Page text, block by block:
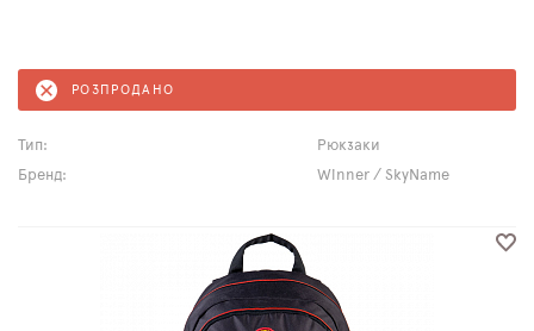
РОЗПРОДАНО
Тип:
Рюкзаки
Бренд:
Winner / SkyName